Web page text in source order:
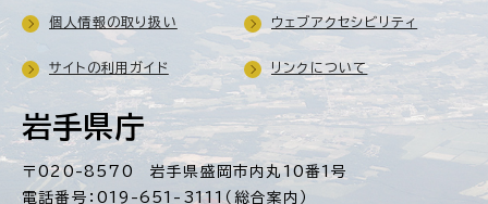
岩手県庁
〒020-8570 岩手県盛岡市内丸10番1号
電話番号：019-651-3111（総合案内）
個人情報の取り扱い ウェブアクセシビリティ
サイトの利用ガイド リンクについて